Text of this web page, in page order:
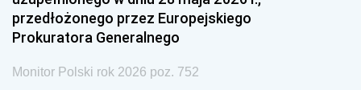
przedłożonego przez Europejskiego
Prokuratora Generalnego
Monitor Polski rok 2026 poz. 752